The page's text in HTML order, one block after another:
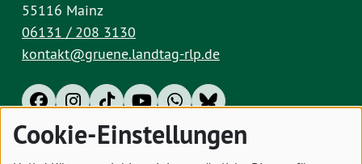
55116 Mainz
06131 / 208 3130
kontakt@gruene.landtag-rlp.de
Impressum Datenschutz Cookies
Cookie-Einstellungen